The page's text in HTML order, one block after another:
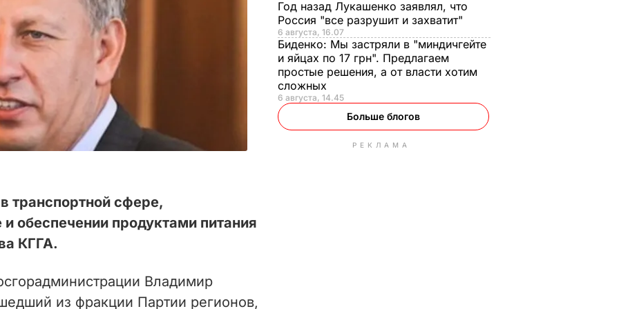
транспортной сфере,
обеспечении продуктами питания
КГГА.
Владимир
из фракции Партии регионов,
Год назад Лукашенко заявлял, что
Россия "все разрушит и захватит"
6 августа, 16.07
Биденко: Мы застряли в "миндичгейте
и яйцах по 17 грн". Предлагаем
простые решения, а от власти хотим
сложных
6 августа, 14.45
Больше блогов
РЕКЛАМА